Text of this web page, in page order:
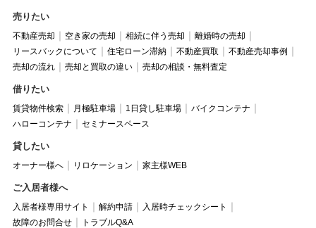
売りたい
不動産売却 空き家の売却 相続に伴う売却
離婚時の売却
リースバックについて
住宅ローン滞納 不動産買取
不動産売却事例
売却の流れ
売却と買取の違い 売却の相談・無料査定
借りたい
賃貸物件検索 月極駐車場 1日貸し駐車場
バイクコンテナ
ハローコンテナ
セミナースペース
貸したい
オーナー様へ リロケーション 家主様WEB
ご入居者様へ
入居者様専用サイト 解約申請
入居時チェックシート
故障のお問合せ
トラブルQ&A